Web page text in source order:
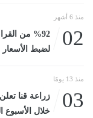
منذ 6 أشهر
02
%92 من
لضبط
منذ 13 يومًا
03
زراعة قنا
خلال الأسبوع